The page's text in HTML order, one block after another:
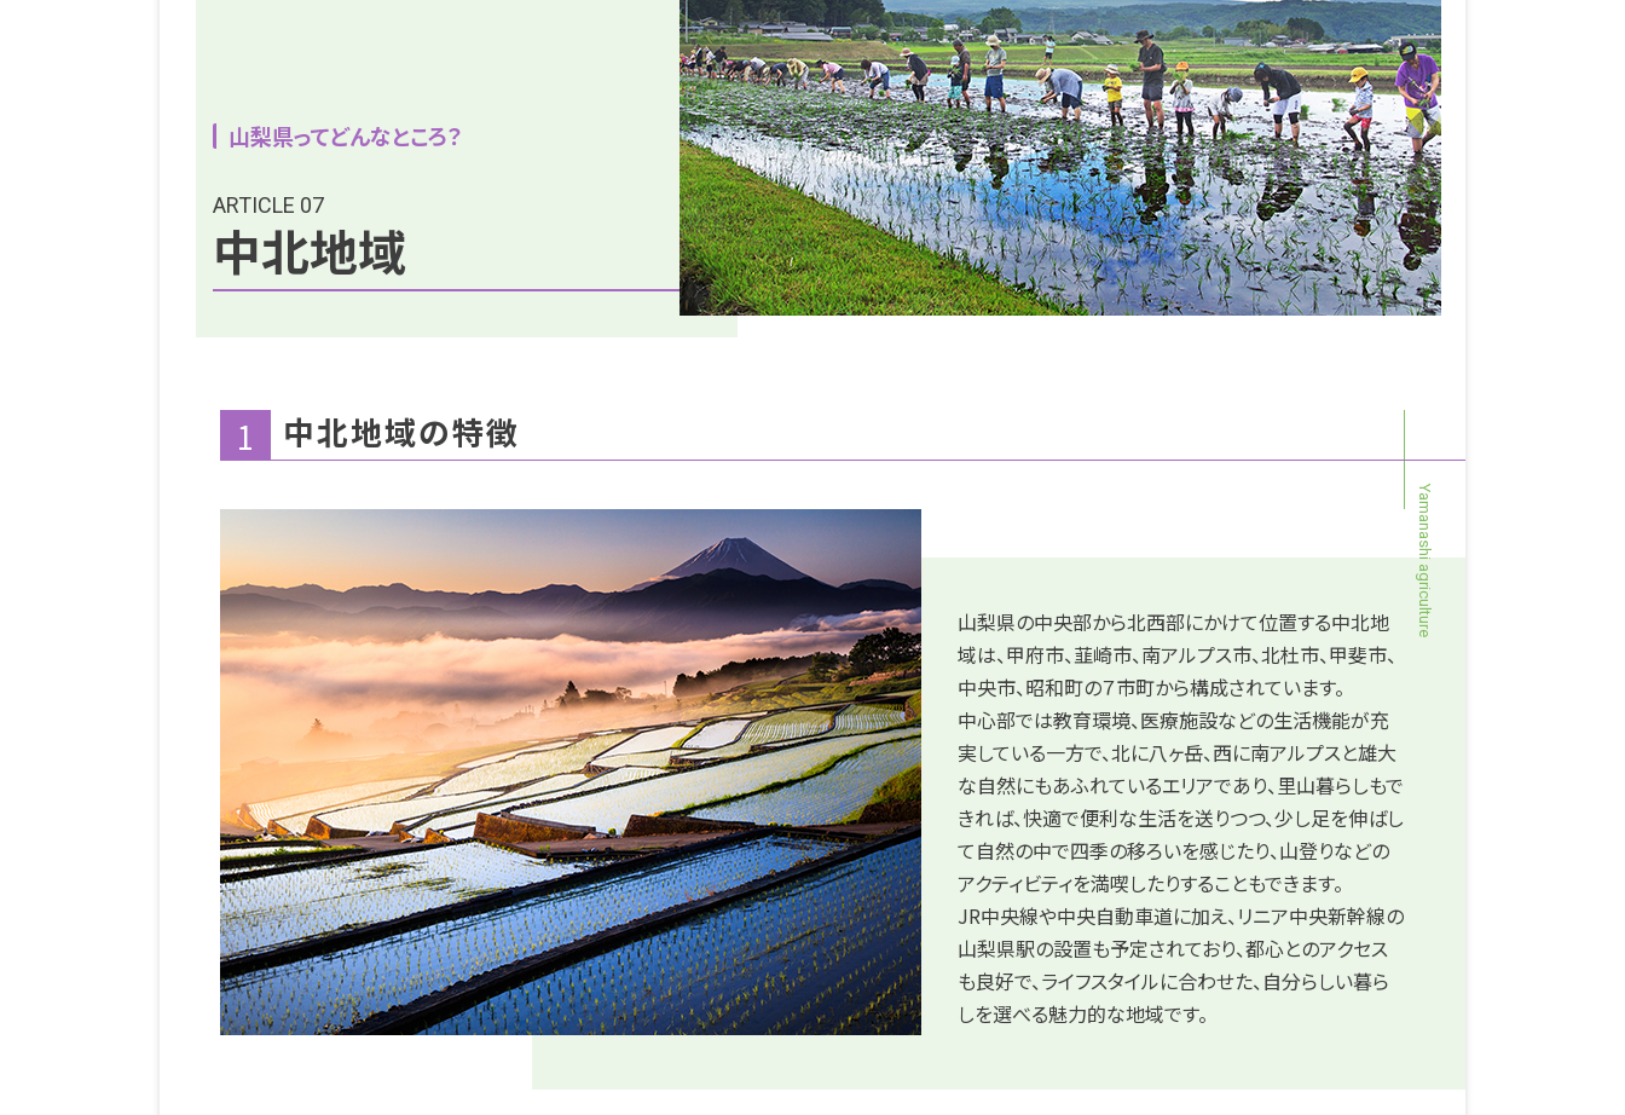
山梨県ってどんなところ？
ARTICLE 07
中北地域
1 中北地域の特徴
山梨県の中央部から北西部にかけて位置する中北地
域は、甲府市、韮崎市、南アルプス市、北杜市、甲斐市、
中央市、昭和町の７市町から構成されています。
中心部では教育環境、医療施設などの生活機能が充
実している一方で、北に八ヶ岳、西に南アルプスと雄大
な自然にもあふれているエリアであり、里山暮らしもで
きれば、快適で便利な生活を送りつつ、少し足を伸ばし
て自然の中で四季の移ろいを感じたり、山登りなどの
アクティビティを満喫したりすることもできます。
JR中央線や中央自動車道に加え、リニア中央新幹線の
山梨県駅の設置も予定されており、都心とのアクセス
も良好で、ライフスタイルに合わせた、自分らしい暮ら
しを選べる魅力的な地域です。